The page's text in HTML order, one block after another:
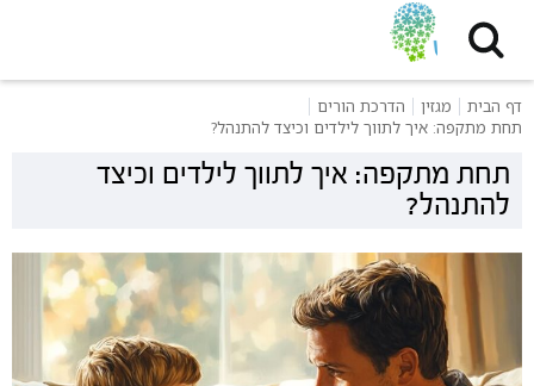
דף הבית מגזין
הדרכת הורים
תחת מתקפה: איך לתווך לילדים וכיצד להתנהל?
תחת מתקפה: איך לתווך לילדים וכיצד
להתנהל?